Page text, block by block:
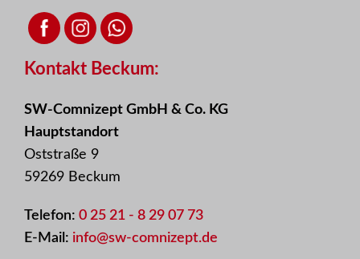
Kontakt Beckum:
SW-Comnizept GmbH & Co. KG
Hauptstandort
Oststraße 9
59269 Beckum
Telefon: 0 25 21 - 8 29 07 73
E-Mail: info@sw-comnizept.de